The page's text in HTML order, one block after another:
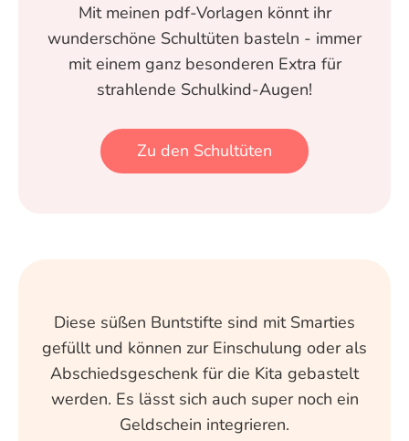
Mit meinen pdf-Vorlagen könnt ihr
wunderschöne Schultüten basteln - immer
mit einem ganz besonderen Extra für
strahlende Schulkind-Augen!
Zu den Schultüten
Diese süßen Buntstifte sind mit Smarties
gefüllt und können zur Einschulung oder als
Abschiedsgeschenk für die Kita gebastelt
werden. Es lässt sich auch super noch ein
Geldschein integrieren.